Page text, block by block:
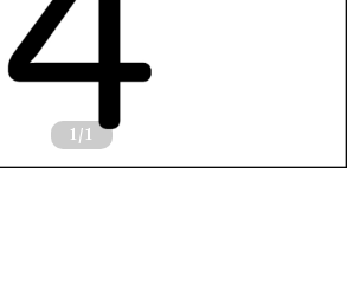
1 /1